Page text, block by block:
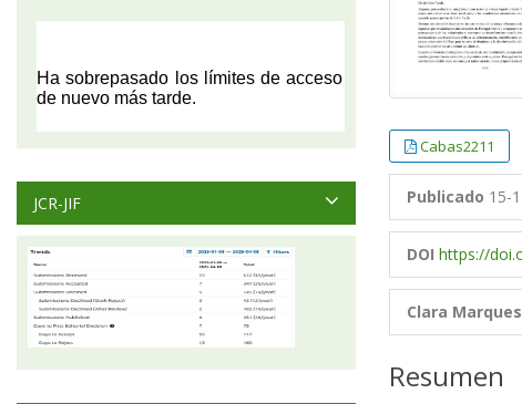
Cabas2211
Publicado 15-
DOI https://
Clara Marques
Resumen
JCR-JIF